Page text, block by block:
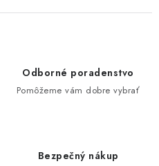
Odborné poradenstvo
Pomôžeme vám dobre vybrať
Bezpečný nákup